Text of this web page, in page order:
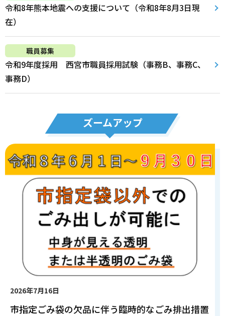
令和8年熊本地震への支援について（令和8年8月3日現
在）
職員募集
令和9年度採用 西宮市職員採用試験（事務B、事務C、
事務D）
ズームアップ
2026年7月16日
市指定ごみ袋の欠品に伴う臨時的なごみ排出措置